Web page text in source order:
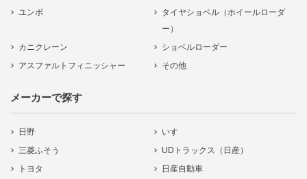
ユンボ
タイヤショベル（ホイールローダ
ー）
カニクレーン
ショベルローダー
アスファルトフィニッシャー
その他
メーカーで探す
日野
いすゞ
三菱ふそう
UDトラックス（日産）
トヨタ
日産自動車